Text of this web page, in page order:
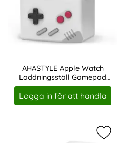
AHASTYLE Apple Watch
Laddningsställ Gamepad
Silikon Grå
Art. nr 225204
Logga in för att handla
aHASTYLE Apple Watch